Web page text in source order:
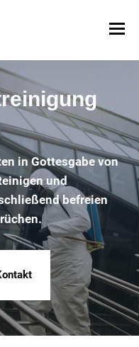
in Gottesgabe von
und
befreien